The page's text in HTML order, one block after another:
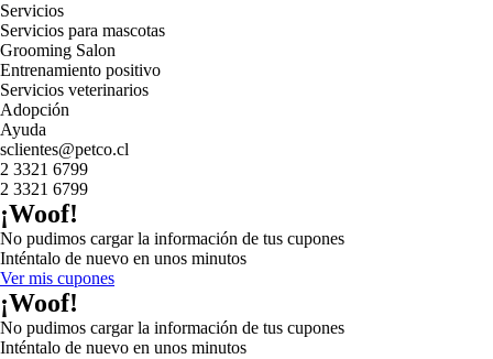
Servicios
Servicios para mascotas
Grooming Salon
Entrenamiento positivo
Servicios veterinarios
Adopción
Ayuda
sclientes@petco.cl
2 3321 6799
2 3321 6799
¡Woof!
No pudimos cargar la información de tus cupones
Inténtalo de nuevo en unos minutos
Ver mis cupones
¡Woof!
No pudimos cargar la información de tus cupones
Inténtalo de nuevo en unos minutos